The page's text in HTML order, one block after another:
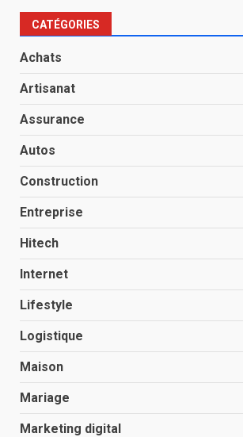
CATÉGORIES
Achats
Artisanat
Assurance
Autos
Construction
Entreprise
Hitech
Internet
Lifestyle
Logistique
Maison
Mariage
Marketing digital